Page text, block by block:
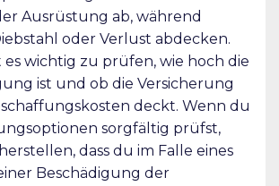
Ausrüstung ab, während
oder Verlust abdecken.
wichtig zu prüfen, wie hoch die
ist und ob die Versicherung
deckt. Wenn du
sorgfältig prüfst,
dass du im Falle eines
Beschädigung der